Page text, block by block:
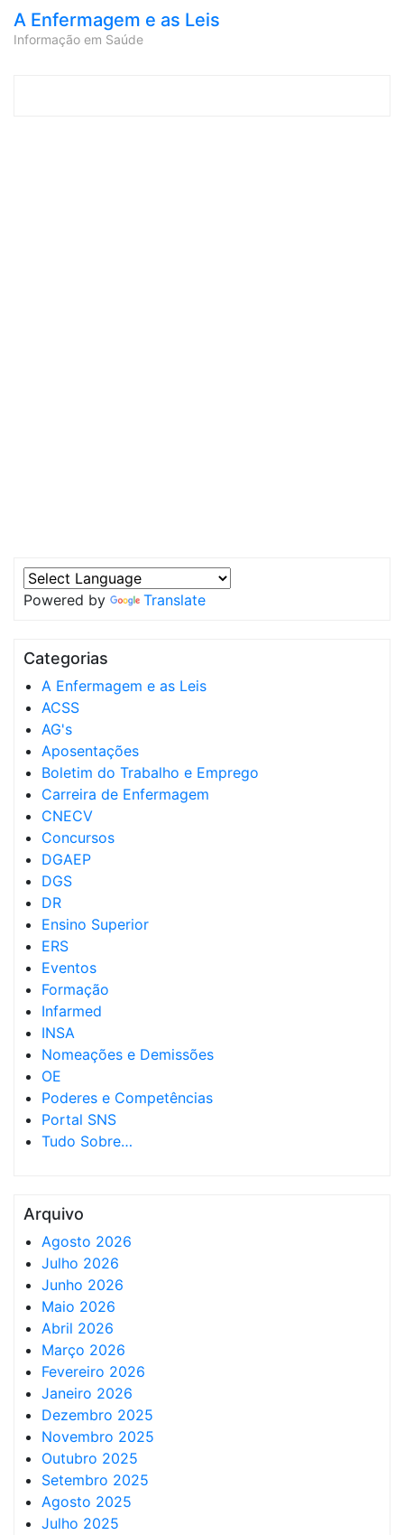
A Enfermagem e as Leis
Informação em Saúde
Powered by Translate
Categorias
A Enfermagem e as Leis
ACSS
AG's
Aposentações
Boletim do Trabalho e Emprego
Carreira de Enfermagem
CNECV
Concursos
DGAEP
DGS
DR
Ensino Superior
ERS
Eventos
Formação
Infarmed
INSA
Nomeações e Demissões
OE
Poderes e Competências
Portal SNS
Tudo Sobre…
Arquivo
Agosto 2026
Julho 2026
Junho 2026
Maio 2026
Abril 2026
Março 2026
Fevereiro 2026
Janeiro 2026
Dezembro 2025
Novembro 2025
Outubro 2025
Setembro 2025
Agosto 2025
Julho 2025